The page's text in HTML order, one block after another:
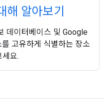
해 알아보기
데이터베이스 및 Google
고유하게 식별하는 장소
요.